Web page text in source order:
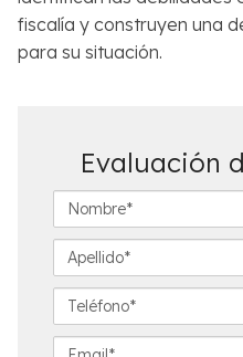
fiscalía y construyen una
para su situación.
Evaluación
o
m
r
*
p
e
l
e
l